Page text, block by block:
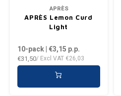
APRÈS
APRÈS Lemon Curd
Light
10-pack | €3,15 p.p.
€31,50/ Excl VAT €26,03